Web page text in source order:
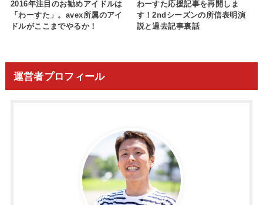
2016年注目のお勧めアイドルは
「わーすた」。avex所属のアイ
ドルがここまでやるか！
わーすた応援記事を再開しま
す！2ndシーズンの所信表明演
説と過去記事裏話
運営者プロフィール